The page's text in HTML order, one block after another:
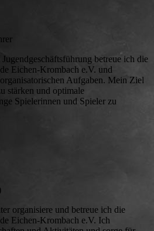
betreue ich die
Eichen-Krombach e.V. und
Aufgaben. Mein Ziel
stärken und optimale
Spielerinnen und Spieler zu
organisiere und betreue ich die
Eichen-Krombach e.V. Ich